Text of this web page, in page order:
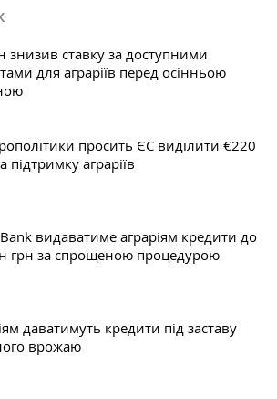
знизив ставку за доступними
для аграріїв перед осінньою
просить ЄС виділити €220
підтримку аграріїв
видаватиме аграріям кредити до
грн за спрощеною процедурою
даватимуть кредити під заставу
врожаю